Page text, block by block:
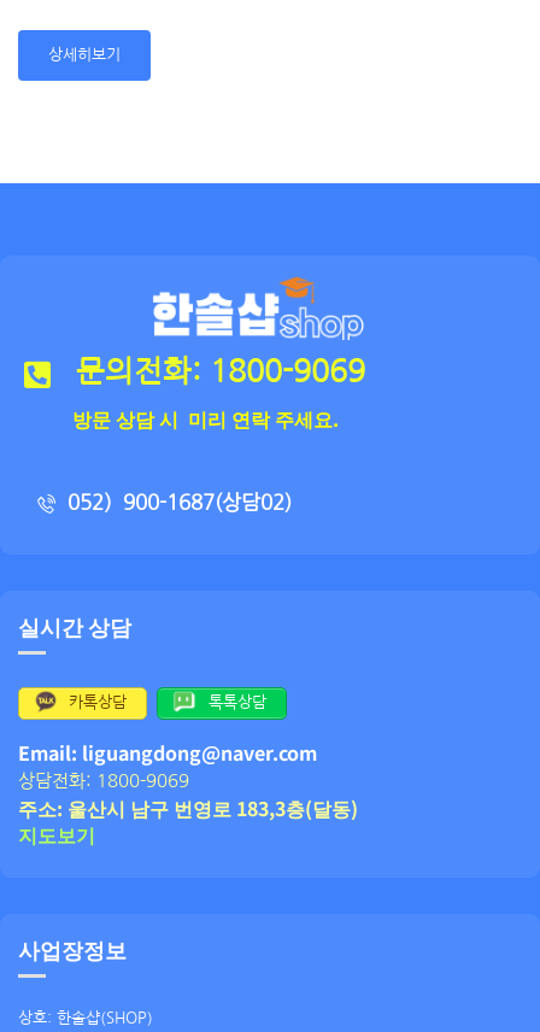
상세히보기
문의전화: 1800-9069
방문 상담 시 미리 연락 주세요.
052）900-1687(상담02)
실시간 상담
카톡상담 톡톡상담
Email: liguangdong@naver.com
상담전화: 1800-9069
주소: 울산시 남구 번영로 183,3층(달동)
지도보기
사업장정보
상호: 한솔샵(SHOP)